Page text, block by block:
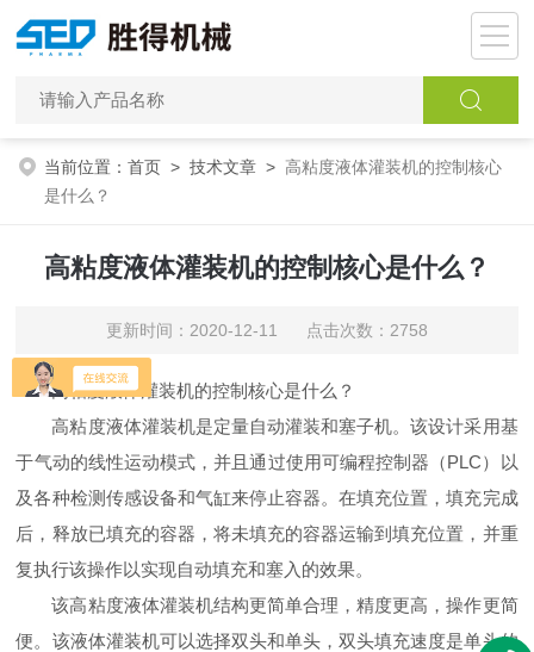
当前位置：首页 >技术文章 > 高粘度液体灌装机的控制核心
是什么？
高粘度液体灌装机的控制核心是什么？
更新时间：2020-12-11 点击次数：2758
高粘度液体灌装机的控制核心是什么？
高粘度液体灌装机是定量自动灌装和塞子机。该设计采用基
于气动的线性运动模式，并且通过使用可编程控制器（PLC）以
及各种检测传感设备和气缸来停止容器。在填充位置，填充完成
后，释放已填充的容器，将未填充的容器运输到填充位置，并重
复执行该操作以实现自动填充和塞入的效果。
该高粘度液体灌装机结构更简单合理，精度更高，操作更简
便。该液体灌装机可以选择双头和单头，双头填充速度是单头的